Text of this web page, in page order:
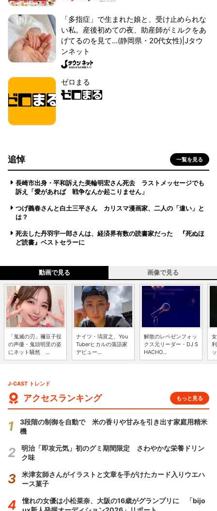
「多指症」で生まれた娘と、受け止められな
い私。産後初めての夜、助産師がミルクをあ
げてるのを見て...(静岡県・20代女性)|Jタウ
ンネット
ゼロまる
追悼 一覧を見る
長崎市出身・平和訴えた美輪明宏さん死去 ラストメッセージでも
訴え「愛があれば 戦争なんか起こりません」
つげ義春さんと白土三平さん カリスマ漫画家、二人の「違い」と
は？
死去した丹羽宇一郎さんは、経済界有数の読書家だった 『死ぬほ
ど読書』ベストセラーに
動画で見る 画像で見る
「鬼滅の刃」禰豆子役
の声優・鬼頭明里の姿
にネット騒然 ...
ナイツ・塙宣之、You
Tuberヒカルの落語家
デビュー...
解散のレペゼンフォッ
クス元リーダー・DJ S
HACHO...
J-CAST トレンド
アクセスランキング もっと見る
3段階の制御を自動で 米の香りや甘みを引き出す家庭用精米
機
明治「即攻元気」初のグミ期間限定 さわやかな栄養ドリン
ク味
米津玄師さんがイラストと文章を手がけたカード入りウエハ
ース菓子
憧れの女優は小松菜奈、大阪の16歳がグランプリに 「bijo